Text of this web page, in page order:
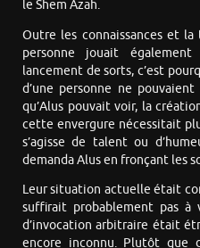
le Shem Azah.
Outre les connaissances et la
personne jouait
lancement de sorts, c’est
d’une personne ne
qu’Alus pouvait voir, la
cette envergure nécessitait
s’agisse de talent ou
demanda Alus en fronçant les
Leur situation actuelle était
suffirait probablement pas à
d’invocation arbitraire était
encore inconnu. Plutôt que